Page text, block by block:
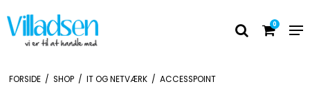
0
FORSIDE / SHOP / IT OG NETVÆRK / ACCESSPOINT